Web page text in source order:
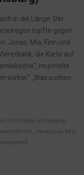
in die Länge. Der
tupfte gegen
Jonas, Mia, Finn und
die Karte auf
murmelte
vorbei.“ „Was suchen
, Dorfstraße, erinnerung,
, Jonas, Lea, Mia,